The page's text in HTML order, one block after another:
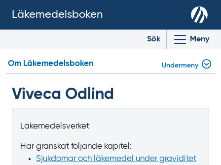
Läkemedelsboken
Sök Meny
Viveca Odlind
Läkemedelsverket
Har granskat följande kapitel:
Sjukdomar och läkemedel under graviditet
Om Läkemedelsboken Undermeny